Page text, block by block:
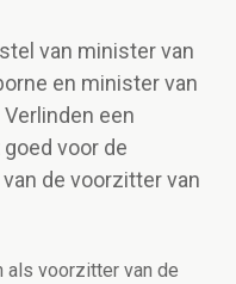
van minister van
en minister van
een
voor de
de voorzitter van
als voorzitter van de